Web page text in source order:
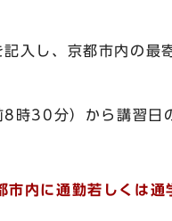
記入し、京都市内の最
30分）から講習日
内に通勤若しくは通